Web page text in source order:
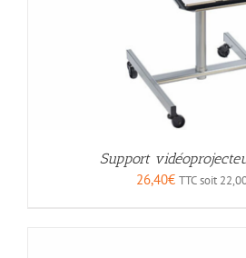
Support
26,40€ TTC soit